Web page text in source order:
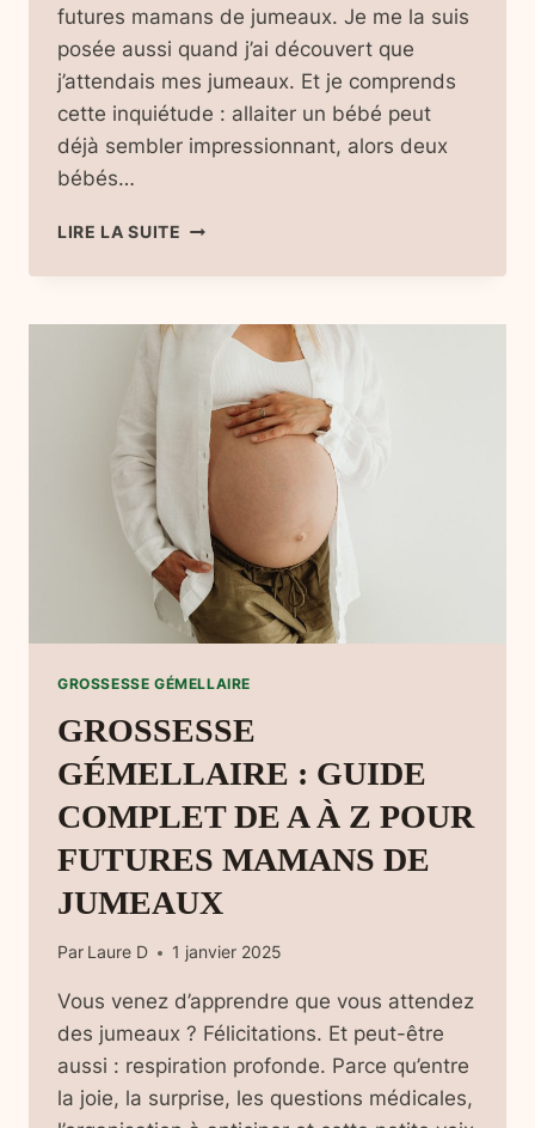
futures mamans de jumeaux. Je me la suis
posée aussi quand j’ai découvert que
j’attendais mes jumeaux. Et je comprends
cette inquiétude : allaiter un bébé peut
déjà sembler impressionnant, alors deux
bébés…
LIRE LA SUITE ALLAITER
JUMEAUX
GUIDE
COMPLET
PRÉPARER
SANS
PRESSION
GROSSESSE GÉMELLAIRE
GROSSESSE
GÉMELLAIRE : GUIDE
COMPLET DE A À Z POUR
FUTURES MAMANS DE
JUMEAUX
Par Laure D 1 janvier 2025
Vous venez d’apprendre que vous attendez
des jumeaux ? Félicitations. Et peut-être
aussi : respiration profonde. Parce qu’entre
la joie, la surprise, les questions médicales,